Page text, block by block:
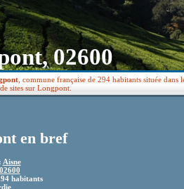
02600
, commune française de 294 habitants située
sites sur Longpont.
en bref
Aisne
02600
habitants